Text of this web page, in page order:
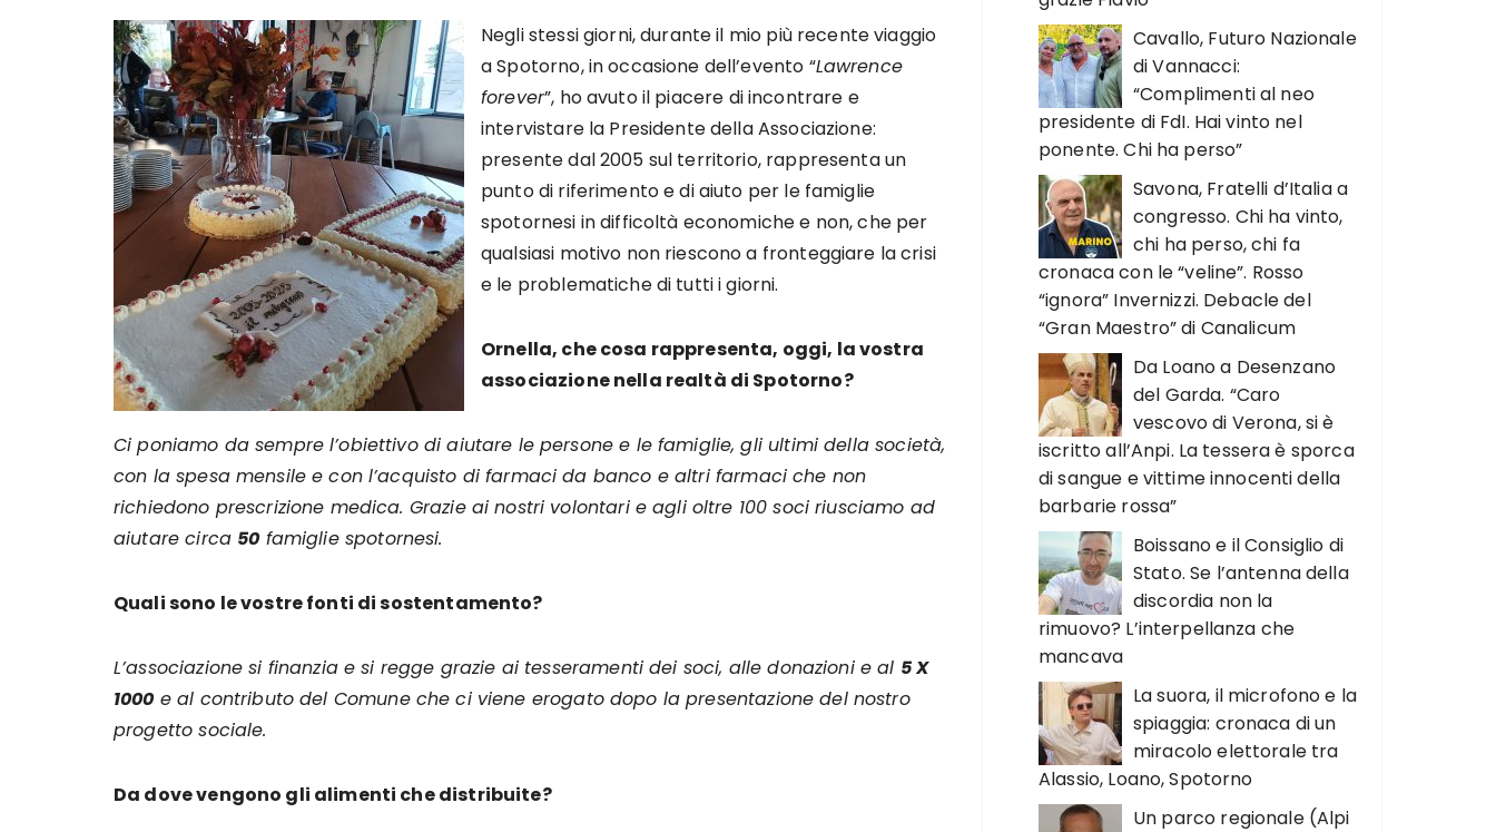
Negli stessi giorni, durante il mio più recente viaggio
a Spotorno, in occasione dell’evento “Lawrence
forever”, ho avuto il piacere di incontrare e
intervistare la Presidente della Associazione:
presente dal 2005 sul territorio, rappresenta un
punto di riferimento e di aiuto per le famiglie
spotornesi in difficoltà economiche e non, che per
qualsiasi motivo non riescono a fronteggiare la crisi
e le problematiche di tutti i giorni.
Ornella, che cosa rappresenta, oggi, la vostra
associazione nella realtà di Spotorno?
Ci poniamo da sempre l’obiettivo di aiutare le persone e le famiglie, gli ultimi della società,
con la spesa mensile e con l’acquisto di farmaci da banco e altri farmaci che non
richiedono prescrizione medica. Grazie ai nostri volontari e agli oltre 100 soci riusciamo ad
aiutare circa 50 famiglie spotornesi.
Quali sono le vostre fonti di sostentamento?
L’associazione si finanzia e si regge grazie ai tesseramenti dei soci, alle donazioni e al 5 X
1000 e al contributo del Comune che ci viene erogato dopo la presentazione del nostro
progetto sociale.
Da dove vengono gli alimenti che distribuite?
Cavallo, Futuro Nazionale
di Vannacci:
“Complimenti al neo
presidente di FdI. Hai vinto nel
ponente. Chi ha perso”
Savona, Fratelli d’Italia a
congresso. Chi ha vinto,
chi ha perso, chi fa
cronaca con le “veline”. Rosso
“ignora” Invernizzi. Debacle del
“Gran Maestro” di Canalicum
Da Loano a Desenzano
del Garda. “Caro
vescovo di Verona, si è
iscritto all’Anpi. La tessera è sporca
di sangue e vittime innocenti della
barbarie rossa”
Boissano e il Consiglio di
Stato. Se l’antenna della
discordia non la
rimuovo? L’interpellanza che
mancava
La suora, il microfono e la
spiaggia: cronaca di un
miracolo elettorale tra
Alassio, Loano, Spotorno
Un parco regionale (Alpi